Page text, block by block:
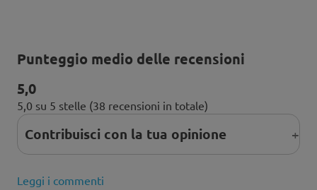
Punteggio medio delle recensioni
5,0
5,0 su 5 stelle (38 recensioni in totale)
Contribuisci con la tua opinione
Leggi i commenti